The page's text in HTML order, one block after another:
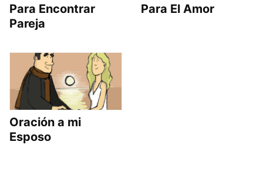
Para Encontrar
Pareja
Para El Amor
Oración a mi
Esposo